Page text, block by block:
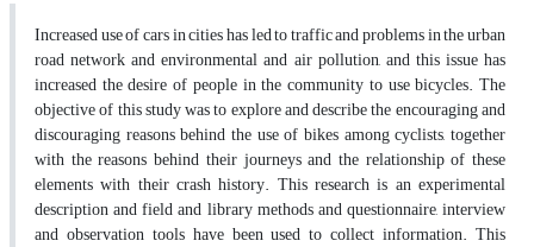
Increased use of cars in cities has led to traffic and problems in the urban
road network and environmental and air pollution, and this issue has
increased the desire of people in the community to use bicycles. The
objective of this study was to explore and describe the encouraging and
discouraging reasons behind the use of bikes among cyclists, together
with the reasons behind their journeys and the relationship of these
elements with their crash history. This research is an experimental
description and field and library methods and questionnaire, interview
and observation tools have been used to collect information. This